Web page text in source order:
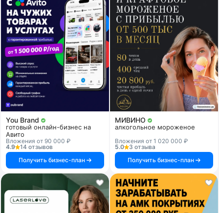
You Brand
готовый онлайн-бизнес на
Авито
Вложения от 90 000 ₽
4.9
14 отзывов
Получить бизнес-план
МИВИНО
алкогольное мороженое
Вложения от 1 020 000 ₽
5.0
3 отзыва
Получить бизнес-план